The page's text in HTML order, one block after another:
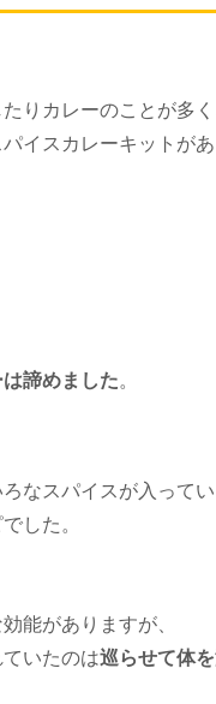
りカレーのことが多く
パイスカレーキットが
は諦めました。
なスパイスが入ってい
した。
能がありますが、
いたのは巡らせて体